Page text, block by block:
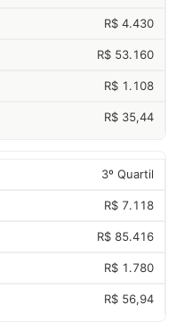
R$ 4.430
R$ 53.160
R$ 1.108
R$ 35,44
3º Quartil
R$ 7.118
R$ 85.416
R$ 1.780
R$ 56,94